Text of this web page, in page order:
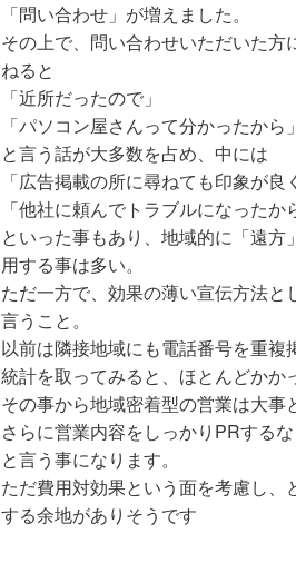
「問い合わせ」が増えました。
その上で、問い合わせいただいた
ねると
「近所だったので」
「パソコン屋さんって分かったから」
と言う話が大多数を占め、中には
「広告掲載の所に尋ねても印象が良
「他社に頼んでトラブルになったか
といった事もあり、地域的に「遠
用する事は多い。
ただ一方で、効果の薄い宣伝方法
言うこと。
以前は隣接地域にも電話番号を重複
統計を取ってみると、ほとんどかか
その事から地域密着型の営業は大事
さらに営業内容をしっかりPRする
と言う事になります。
ただ費用対効果という面を考慮し
する余地がありそうです